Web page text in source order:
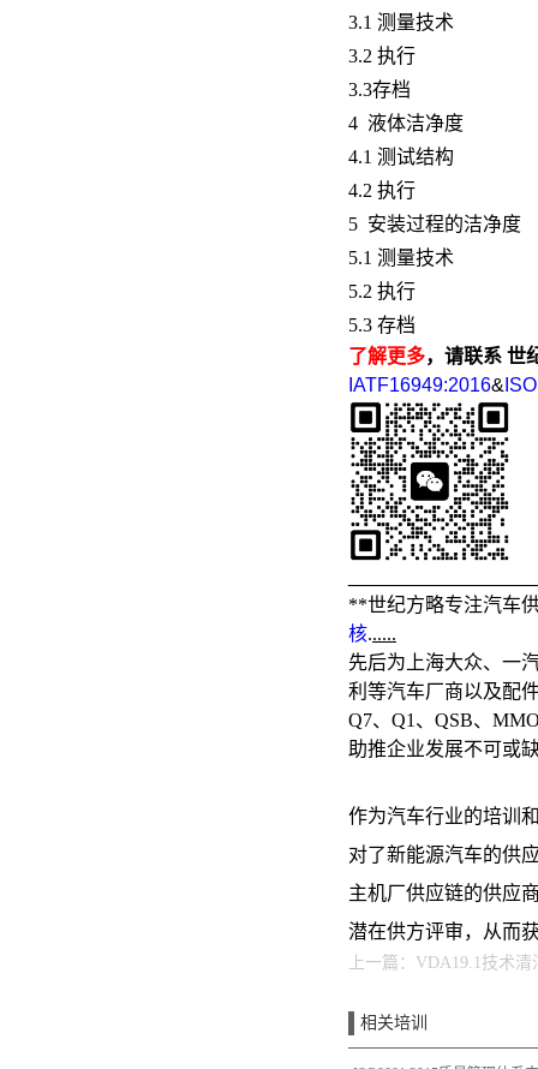
3.1 测量技术
3.2 执行
3.3存档
4 液体洁净度
4.1 测试结构
4.2 执行
5 安装过程的洁净度
5.1 测量技术
5.2 执行
5.3 存档
了解更多，请联系 世
IATF16949:2016&
**世纪方略专注汽车
核......
先后为上海大众、一
利等汽车厂商以及配
Q7、Q1、QSB、
助推企业发展不可或
作为汽车行业的培训
对了新能源汽车的供
主机厂供应链的供应
潜在供方评审，从而
上一篇： VDA19.1技术
相关培训